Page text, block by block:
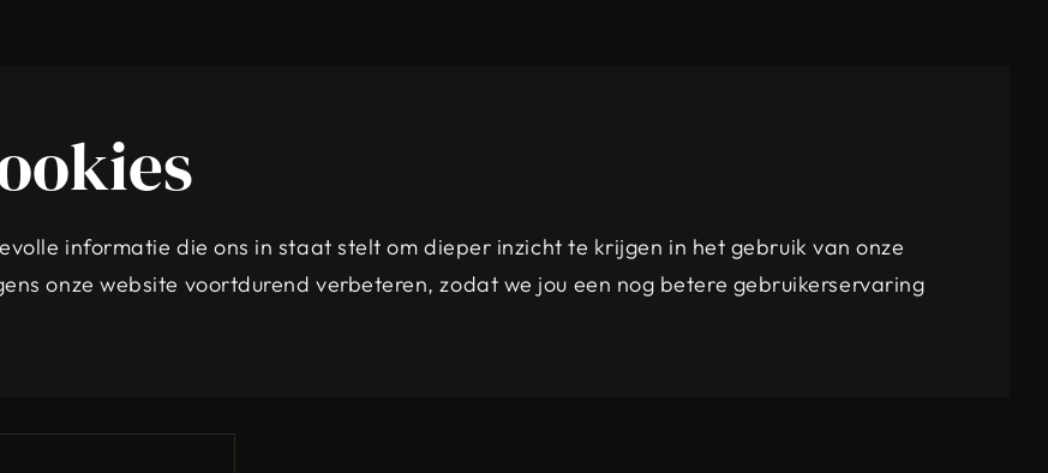
informatie die ons in staat stelt om dieper inzicht te krijgen in het gebruik van onze
onze website voortdurend verbeteren, zodat we jou een nog betere gebruikerservaring